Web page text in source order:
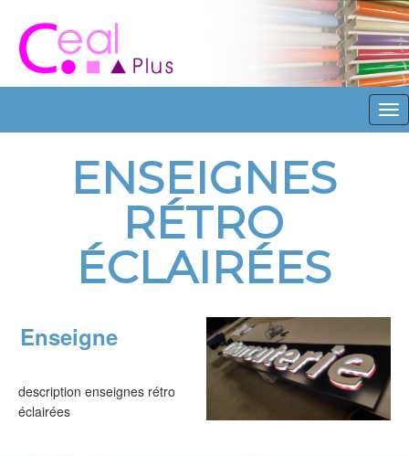
ENSEIGNES
RÉTRO
ÉCLAIRÉES
Enseigne
description enseignes rétro
éclairées